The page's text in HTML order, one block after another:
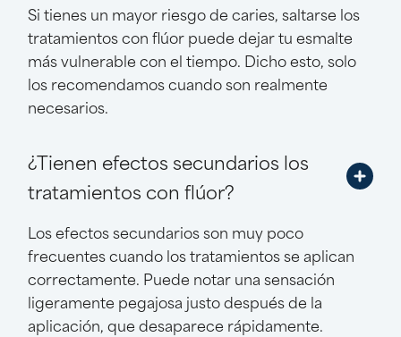
Si tienes un mayor riesgo de caries, saltarse los
tratamientos con flúor puede dejar tu esmalte
más vulnerable con el tiempo. Dicho esto, solo
los recomendamos cuando son realmente
necesarios.
¿Tienen efectos secundarios los
tratamientos con flúor?
Los efectos secundarios son muy poco
frecuentes cuando los tratamientos se aplican
correctamente. Puede notar una sensación
ligeramente pegajosa justo después de la
aplicación, que desaparece rápidamente.